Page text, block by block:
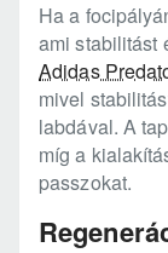
Ha a
ami stabilitást
Adidas
mivel
labdával. A
míg a
passzokat.